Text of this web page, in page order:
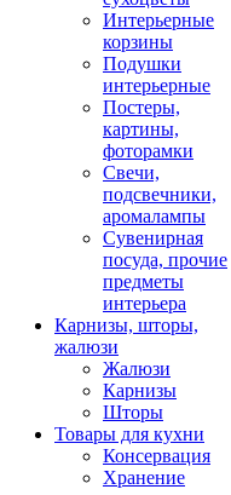
Интерьерные
корзины
Подушки
интерьерные
Постеры,
картины,
фоторамки
Свечи,
подсвечники,
аромалампы
Сувенирная
посуда, прочие
предметы
интерьера
Карнизы, шторы,
жалюзи
Жалюзи
Карнизы
Шторы
Товары для кухни
Консервация
Хранение